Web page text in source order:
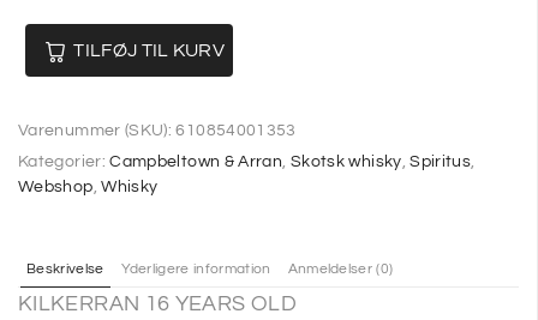
TILFØJ TIL KURV
Varenummer (SKU):610854001353
Kategorier:Campbeltown & Arran, Skotsk whisky,Spiritus,
Webshop,Whisky
Beskrivelse Yderligere information Anmeldelser (0)
KILKERRAN 16 YEARS OLD